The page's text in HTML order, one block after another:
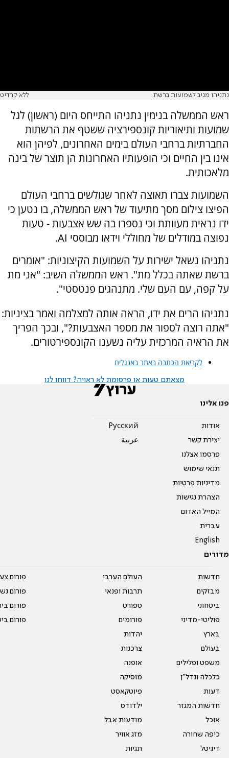
נתניהו מגיב לשמועות ברשת ללא קרדיט
ראש הממשלה בנימין נתניהו התייחס היום (ראשון) לגל
שמועות ותיאוריות קונספירציה ששטף את הרשתות
החברתיות ברחבי העולם בימים האחרונים, לפיהן הוא
אינו בין החיים וכי הופעותיו האחרונות הן תוצר של בינה
מלאכותית.
השמועות צברו תאוצה לאחר שגולשים ברחבי העולם
הפיצו צילום מסך מתיעוד של ראש הממשלה, בו נטען כי
ידו נראית מעוותת וכי נספרו בה שש אצבעות - טעות
נפוצה במודלים של מחוללי וידאו מבוססי AI.
נתניהו נשאל ישירות על השמועות הקיצוניות: "אומרים
ברשת שאתה בכלל מת". ראש הממשלה השיב: "אני מת
על קפה, עם העם שלי. מתנהגים פנטסטי".
נתניהו הרים את ידו, הראה אותה למצלמה ואמר בציניות:
"אתה רוצה לספור את מספר האצבעות?", ובכך הפריך
את הראיה המרכזית עליה נשענו הקונספירטורים.
לקריאת הכתבה באתר באנגלית
מצאתם טעות או פרסומת לא ראויה? דווחו לנו
פנו אלינו
אודות
יצירת קשר
פרסמו אצלנו
תנאי שימוש
מדיניות פרטיות
הצהרת נגישות
המייל האדום
עברית
English
Pусский
عربية
מדורים
חדשות
מבזקים
ביטחוני
פוליטי-מדיני
בארץ
בעולם
משפט ופלילים
כלכלה ונדל"ן
דעות
חדשות המגזר
אוכל
כיפה שחורה
דיגיטל
העולם הערבי
תרבות ופנאי
ספורט
פורומים
יהדות
צרכנות
אופנה
מוסיקה
פיוטקאסט
ילדודס
מודעות אבל
מזג אוויר
תגיות
פורום
פורום
פורום
פורום